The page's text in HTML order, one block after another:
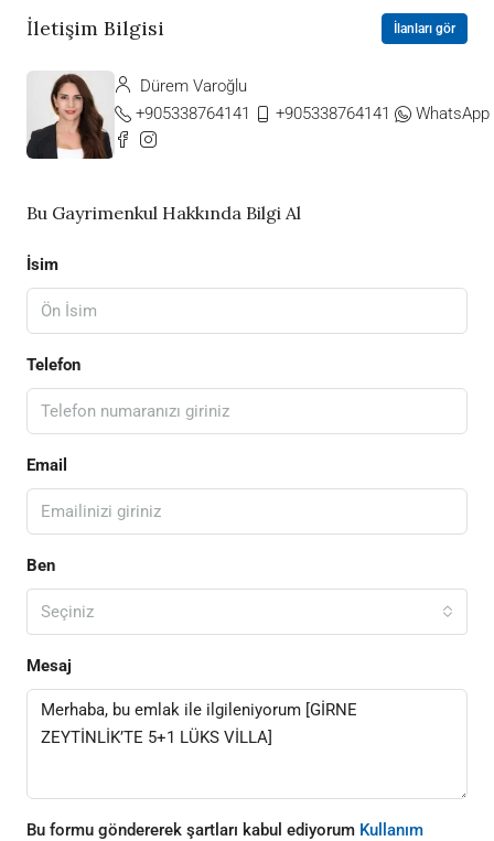
İletişim Bilgisi İlanları gör
Dürem Varoğlu
+905338764141
+905338764141 WhatsApp
Bu Gayrimenkul Hakkında Bilgi Al
İsim
Telefon
Email
Ben
Seçiniz
Mesaj
Bu formu göndererek şartları kabul ediyorum Kullanım